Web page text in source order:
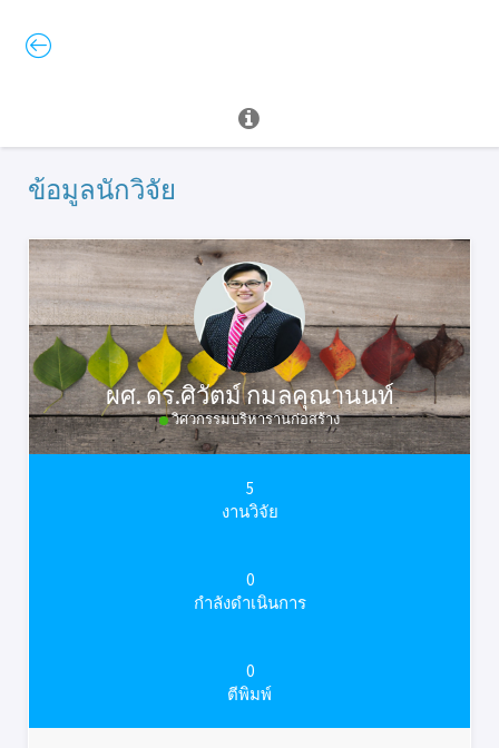
ข้อมูลนักวิจัย
ผศ. ดร.ศิวัตม์ กมลคุณานนท์
วิศวกรรมบริหารานก่อสร้าง
5
งานวิจัย
0
กำลังดำเนินการ
0
ตีพิมพ์